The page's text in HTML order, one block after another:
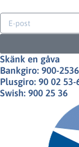
Skänk en gåva
Bankgiro: 900-2536
Plusgiro: 90 02 53-
Swish: 900 25 36